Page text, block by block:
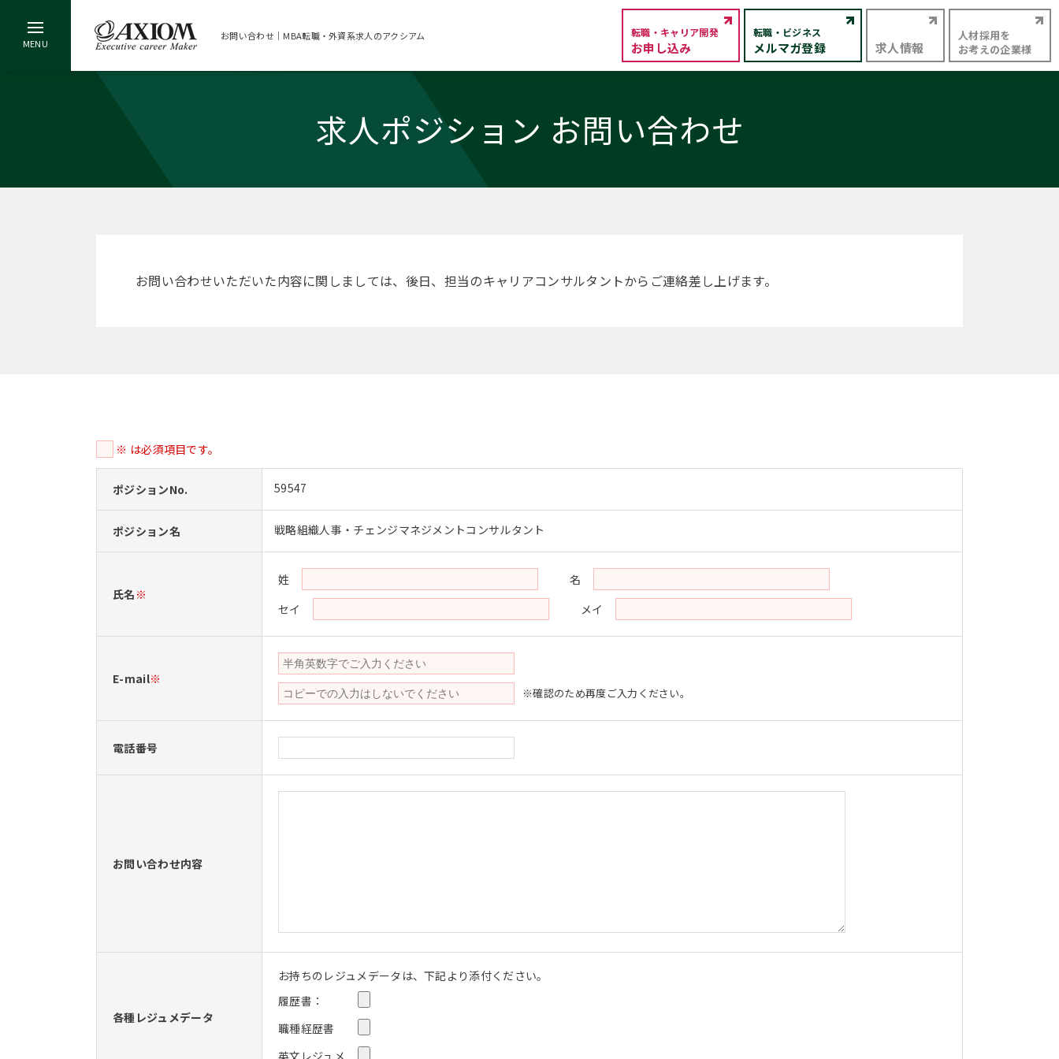
お問い合わせ｜MBA転職・外資系求人のアクシアム 転職・キャリア開発
お申し込み
転職・ビジネス
メルマガ登録 求人情報
人材採用を
お考えの企業様
求人ポジション お問い合わせ
お問い合わせいただいた内容に関しましては、後日、担当のキャリアコンサルタントからご連絡差し上げます。
※ は必須項目です。
ポジションNo. 59547
ポジション名 戦略組織人事・チェンジマネジメントコンサルタント
氏名 ※
姓
名
セイ
メイ
E-mail※
※確認のため再度ご入力ください。
電話番号
お問い合わせ内容
各種レジュメデータ
お持ちのレジュメデータは、下記より添付ください。
履歴書：
職種経歴書
英文レジュメ